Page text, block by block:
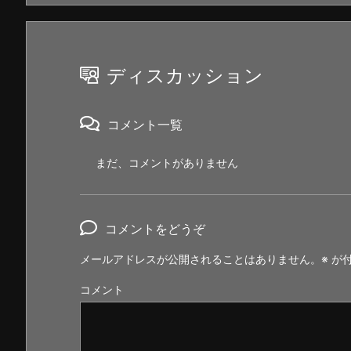
ディスカッション
コメント一覧
まだ、コメントがありません
コメントをどうぞ
メールアドレスが公開されることはありません。 ※ が
コメント